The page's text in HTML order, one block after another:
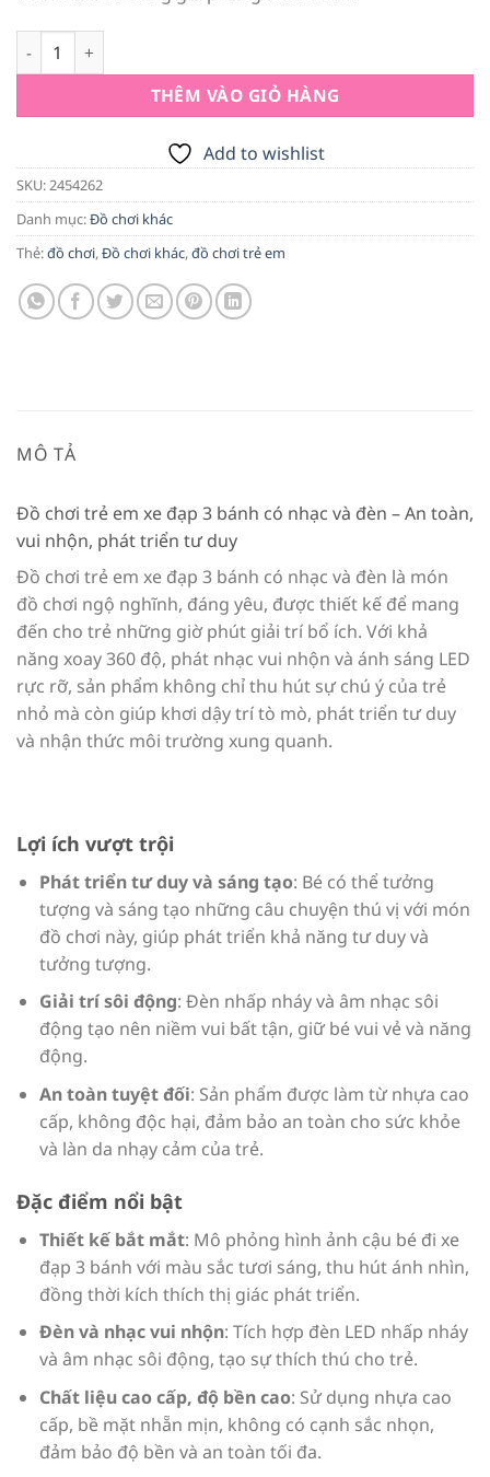
Đồ chơi trẻ em xe đạp 3 bánh có nhạc và đèn – an toàn, vui
THÊM VÀO GIỎ HÀNG
Add to wishlist
SKU:2454262
Danh mục:Đồ chơi khác
Thẻ:đồ chơi,Đồ chơi khác,đồ chơi trẻ em
MÔ TẢ
Đồ chơi trẻ em xe đạp 3 bánh có nhạc và đèn – An toàn,
vui nhộn, phát triển tư duy
Đồ chơi trẻ em xe đạp 3 bánh có nhạc và đèn là món
đồ chơi ngộ nghĩnh, đáng yêu, được thiết kế để mang
đến cho trẻ những giờ phút giải trí bổ ích. Với khả
năng xoay 360 độ, phát nhạc vui nhộn và ánh sáng LED
rực rỡ, sản phẩm không chỉ thu hút sự chú ý của trẻ
nhỏ mà còn giúp khơi dậy trí tò mò, phát triển tư duy
và nhận thức môi trường xung quanh.
Lợi ích vượt trội
Phát triển tư duy và sáng tạo: Bé có thể tưởng
tượng và sáng tạo những câu chuyện thú vị với món
đồ chơi này, giúp phát triển khả năng tư duy và
tưởng tượng.
Giải trí sôi động: Đèn nhấp nháy và âm nhạc sôi
động tạo nên niềm vui bất tận, giữ bé vui vẻ và năng
động.
An toàn tuyệt đối: Sản phẩm được làm từ nhựa cao
cấp, không độc hại, đảm bảo an toàn cho sức khỏe
và làn da nhạy cảm của trẻ.
Đặc điểm nổi bật
Thiết kế bắt mắt: Mô phỏng hình ảnh cậu bé đi xe
đạp 3 bánh với màu sắc tươi sáng, thu hút ánh nhìn,
đồng thời kích thích thị giác phát triển.
Đèn và nhạc vui nhộn: Tích hợp đèn LED nhấp nháy
và âm nhạc sôi động, tạo sự thích thú cho trẻ.
Chất liệu cao cấp, độ bền cao: Sử dụng nhựa cao
cấp, bề mặt nhẵn mịn, không có cạnh sắc nhọn,
đảm bảo độ bền và an toàn tối đa.